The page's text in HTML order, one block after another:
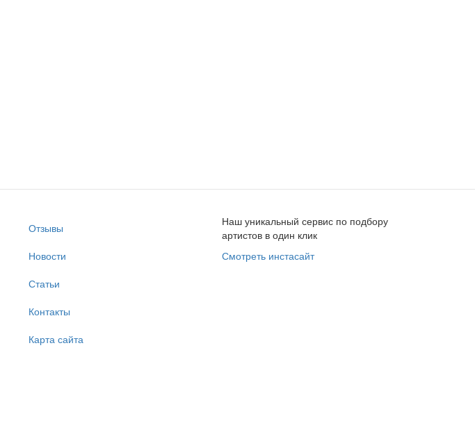
Отзывы
Новости
Статьи
Контакты
Карта сайта
Наш уникальный сервис по подбору
артистов в один клик
Смотреть инстасайт